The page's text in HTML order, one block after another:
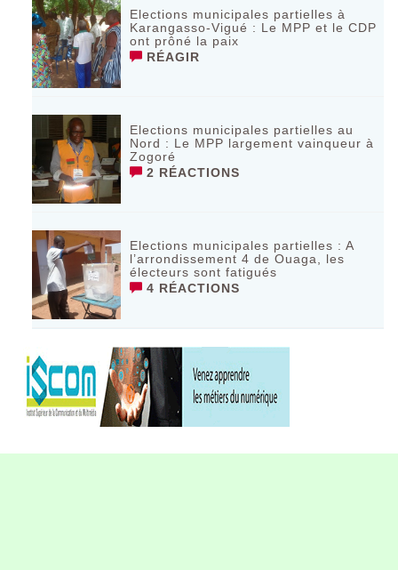
Elections municipales partielles à
Karangasso-Vigué : Le MPP et le CDP
ont prôné la paix
RÉAGIR
Elections municipales partielles au
Nord : Le MPP largement vainqueur à
Zogoré
2 RÉACTIONS
Elections municipales partielles : A
l’arrondissement 4 de Ouaga, les
électeurs sont fatigués
4 RÉACTIONS